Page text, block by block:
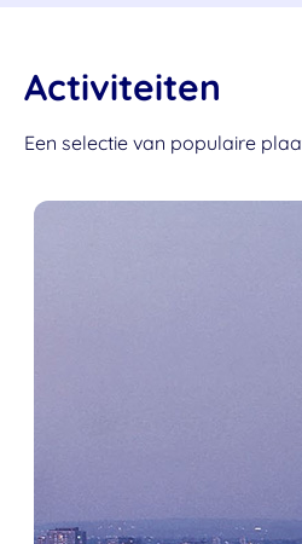
Activiteiten
Een selectie van populaire